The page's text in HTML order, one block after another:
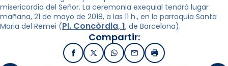
misericordia del Señor. La ceremonia exequial tendrá lugar
mañana, 21 de mayo de 2018, a las 11 h., en la parroquia Santa
Maria del Remei (Pl. Concòrdia, 1, de Barcelona).
Compartir:
FacebookX / TwitterWhatsApp
EmailImprimir